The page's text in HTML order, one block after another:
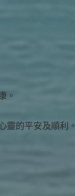
。
靈的平安及順利。